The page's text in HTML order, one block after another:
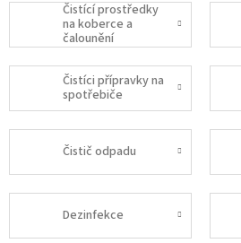
Čistící prostředky
na koberce a
čalounění
Čistíci přípravky na
spotřebiče
Čistič odpadu
Dezinfekce